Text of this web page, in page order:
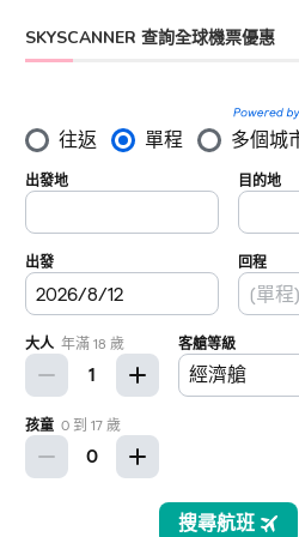
SKYSCANNER 查詢全球機票優惠